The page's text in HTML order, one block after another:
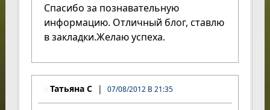
Спасибо за познавательную
информацию. Отличный блог, ставлю
в закладки.Желаю успеха.
Татьяна С 07/08/2012 В 21:35